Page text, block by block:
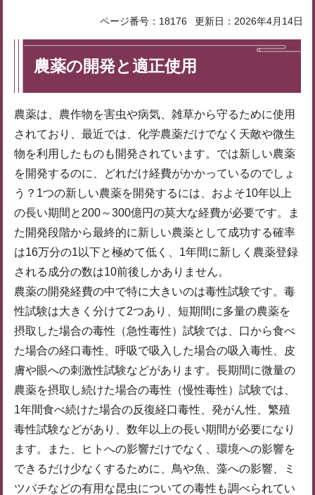
ページ番号：18176 更新日：2026年4月14日
農薬の開発と適正使用
農薬は、農作物を害虫や病気、雑草から守るために使用
されており、最近では、化学農薬だけでなく天敵や微生
物を利用したものも開発されています。では新しい農薬
を開発するのに、どれだけ経費がかかっているのでしょ
う？1つの新しい農薬を開発するには、およそ10年以上
の長い期間と200～300億円の莫大な経費が必要です。ま
た開発段階から最終的に新しい農薬として成功する確率
は16万分の1以下と極めて低く、1年間に新しく農薬登録
される成分の数は10前後しかありません。
農薬の開発経費の中で特に大きいのは毒性試験です。毒
性試験は大きく分けて2つあり、短期間に多量の農薬を
摂取した場合の毒性（急性毒性）試験では、口から食べ
た場合の経口毒性、呼吸で吸入した場合の吸入毒性、皮
膚や眼への刺激性試験などがあります。長期間に微量の
農薬を摂取し続けた場合の毒性（慢性毒性）試験では、
1年間食べ続けた場合の反復経口毒性、発がん性、繁殖
毒性試験などがあり、数年以上の長い期間が必要になり
ます。また、ヒトへの影響だけでなく、環境への影響を
できるだけ少なくするために、鳥や魚、藻への影響、ミ
ツバチなどの有用な昆虫についての毒性も調べられてい